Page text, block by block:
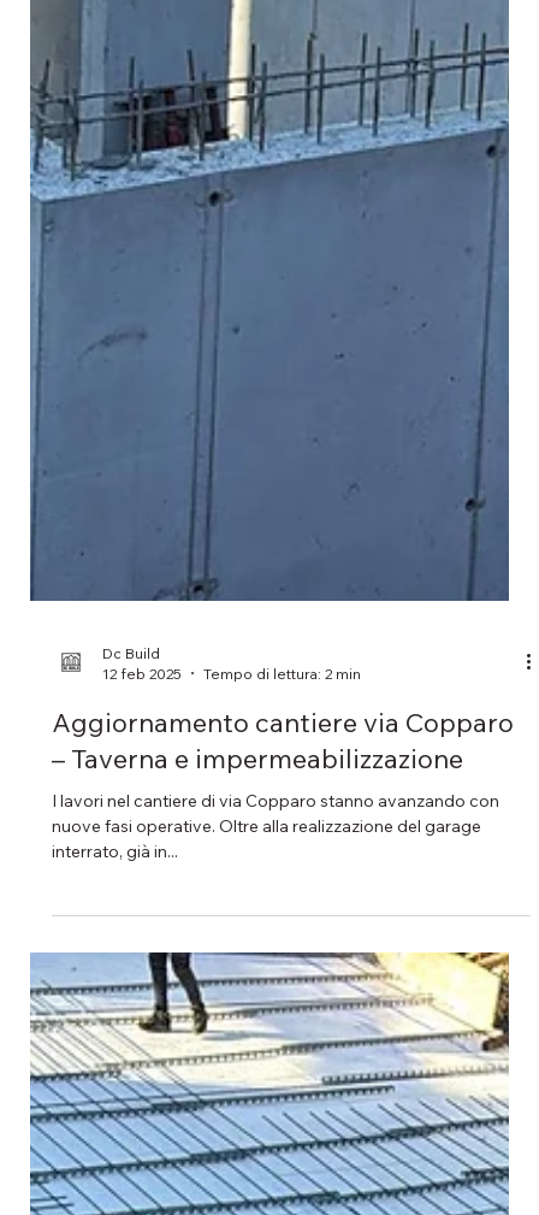
12 feb 2025
Tempo di lettura: 2 min
Aggiornamento cantiere via Copparo
– Taverna e impermeabilizzazione
I lavori nel cantiere di via Copparo stanno avanzando con